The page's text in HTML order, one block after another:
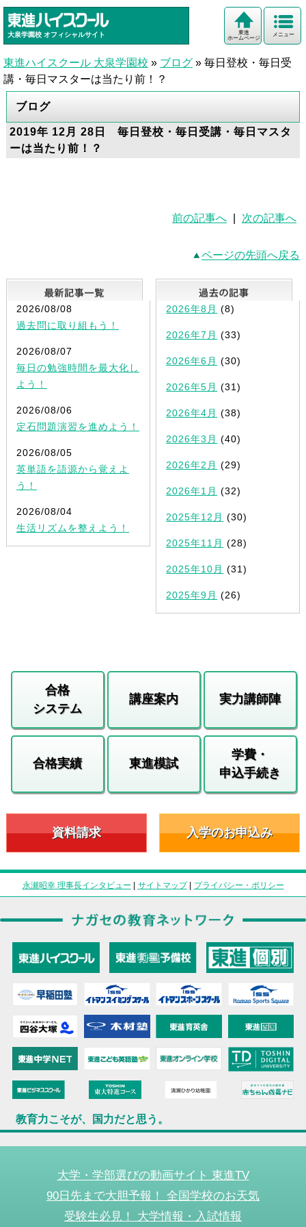
大泉学園校 オフィシャルサイト メニュー
東進
ホームページ
東進ハイスクール 大泉学園校 » ブログ » 毎日登校・毎日受
講・毎日マスターは当たり前！？
ブログ
2019年 12月 28日 毎日登校・毎日受講・毎日マスタ
ーは当たり前！？
前の記事へ 次の記事へ
ページの先頭へ戻る
最新記事一覧
2026/08/08
過去問に取り組もう！
2026/08/07
毎日の勉強時間を最大化し
よう！
2026/08/06
定石問題演習を進めよう！
2026/08/05
英単語を語源から覚えよ
う！
2026/08/04
生活リズムを整えよう！
2026年8月 (8)
2026年7月 (33)
2026年6月 (30)
2026年5月 (31)
2026年4月 (38)
2026年3月 (40)
2026年2月 (29)
2026年1月 (32)
2025年12月 (30)
2025年11月 (28)
2025年10月 (31)
2025年9月 (26)
合格
システム
講座案内 実力講師陣
合格実績 東進模試
学費・
申込手続き
資料請求 入学のお申込み
永瀬昭幸 理事長インタビュー | サイトマップ| プライバシー・ポリシー
教育力こそが、国力だと思う。
大学・学部選びの動画サイト 東進TV
90日先まで大胆予報！ 全国学校のお天気
受験生必見！ 大学情報・入試情報